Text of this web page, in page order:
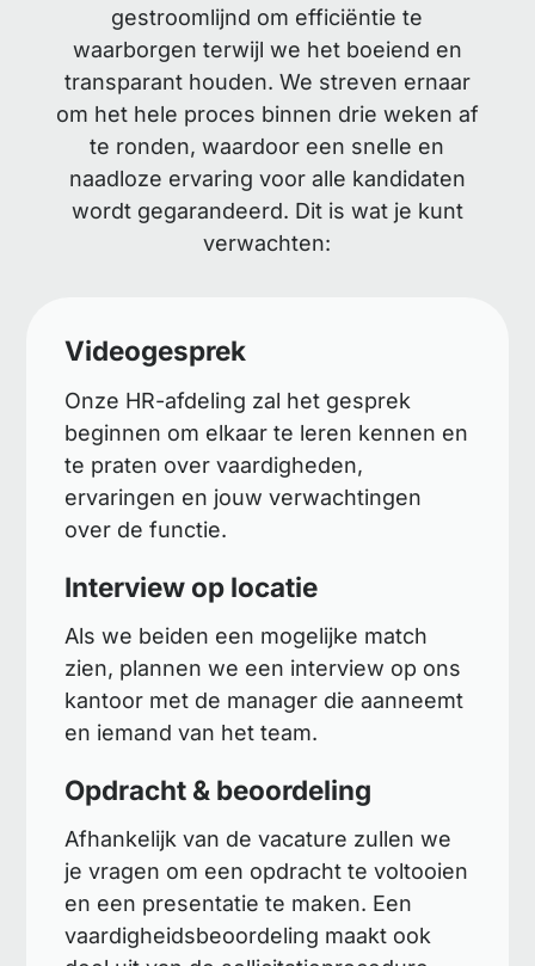
gestroomlijnd om efficiëntie te
waarborgen terwijl we het boeiend en
transparant houden. We streven ernaar
om het hele proces binnen drie weken af
te ronden, waardoor een snelle en
naadloze ervaring voor alle kandidaten
wordt gegarandeerd. Dit is wat je kunt
verwachten:
Videogesprek
Onze HR-afdeling zal het gesprek
beginnen om elkaar te leren kennen en
te praten over vaardigheden,
ervaringen en jouw verwachtingen
over de functie.
Interview op locatie
Als we beiden een mogelijke match
zien, plannen we een interview op ons
kantoor met de manager die aanneemt
en iemand van het team.
Opdracht & beoordeling
Afhankelijk van de vacature zullen we
je vragen om een opdracht te voltooien
en een presentatie te maken. Een
vaardigheidsbeoordeling maakt ook